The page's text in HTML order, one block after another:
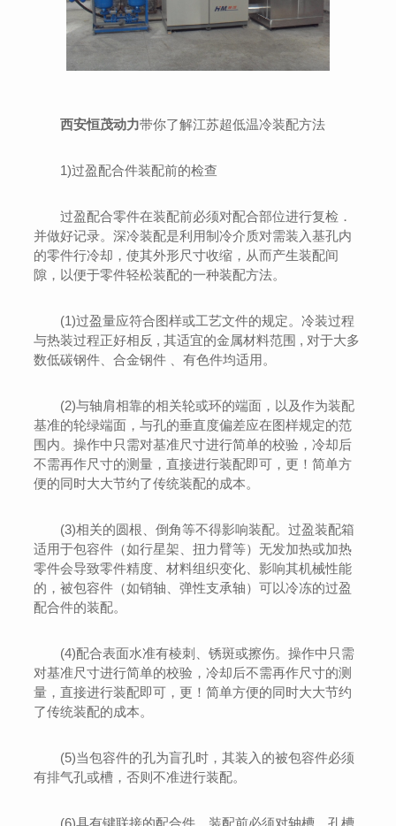
西安恒茂动力带你了解江苏超低温冷装配方法
1)过盈配合件装配前的检查
过盈配合零件在装配前必须对配合部位进行复检．
并做好记录。深冷装配是利用制冷介质对需装入基孔内
的零件行冷却，使其外形尺寸收缩，从而产生装配间
隙，以便于零件轻松装配的一种装配方法。
(1)过盈量应符合图样或工艺文件的规定。冷装过程
与热装过程正好相反 , 其适宜的金属材料范围 , 对于大多
数低碳钢件、合金钢件 、有色件均适用。
(2)与轴肩相靠的相关轮或环的端面，以及作为装配
基准的轮绿端面，与孔的垂直度偏差应在图样规定的范
围内。操作中只需对基准尺寸进行简单的校验，冷却后
不需再作尺寸的测量，直接进行装配即可，更！简单方
便的同时大大节约了传统装配的成本。
(3)相关的圆根、倒角等不得影响装配。过盈装配箱
适用于包容件（如行星架、扭力臂等）无发加热或加热
零件会导致零件精度、材料组织变化、影响其机械性能
的，被包容件（如销轴、弹性支承轴）可以冷冻的过盈
配合件的装配。
(4)配合表面水准有棱刺、锈斑或擦伤。操作中只需
对基准尺寸进行简单的校验，冷却后不需再作尺寸的测
量，直接进行装配即可，更！简单方便的同时大大节约
了传统装配的成本。
(5)当包容件的孔为盲孔时，其装入的被包容件必须
有排气孔或槽，否则不准进行装配。
(6)具有键联接的配合件．装配前必须对轴槽、孔槽